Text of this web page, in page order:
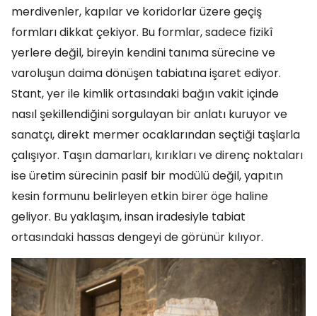
merdivenler, kapılar ve koridorlar üzere geçiş
formları dikkat çekiyor. Bu formlar, sadece fizikî
yerlere değil, bireyin kendini tanıma sürecine ve
varoluşun daima dönüşen tabiatına işaret ediyor.
Stant, yer ile kimlik ortasındaki bağın vakit içinde
nasıl şekillendiğini sorgulayan bir anlatı kuruyor ve
sanatçı, direkt mermer ocaklarından seçtiği taşlarla
çalışıyor. Taşın damarları, kırıkları ve direnç noktaları
ise üretim sürecinin pasif bir modülü değil, yapıtın
kesin formunu belirleyen etkin birer öge haline
geliyor. Bu yaklaşım, insan iradesiyle tabiat
ortasındaki hassas dengeyi de görünür kılıyor.